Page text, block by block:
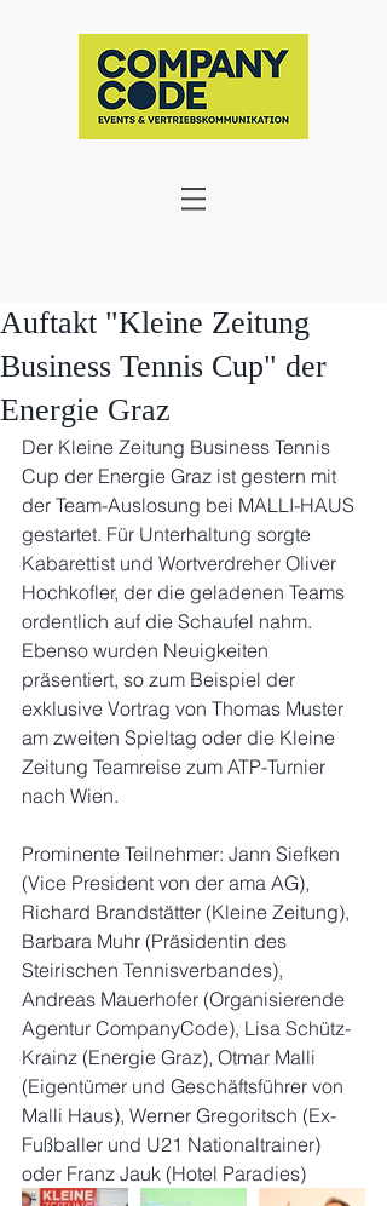
Auftakt "Kleine Zeitung
Business Tennis Cup" der
Energie Graz
Der Kleine Zeitung Business Tennis
Cup der Energie Graz ist gestern mit
der Team-Auslosung bei MALLI-HAUS
gestartet. Für Unterhaltung sorgte
Kabarettist und Wortverdreher Oliver
Hochkofler, der die geladenen Teams
ordentlich auf die Schaufel nahm.
Ebenso wurden Neuigkeiten
präsentiert, so zum Beispiel der
exklusive Vortrag von Thomas Muster
am zweiten Spieltag oder die Kleine
Zeitung Teamreise zum ATP-Turnier
nach Wien.
Prominente Teilnehmer: Jann Siefken
(Vice President von der ama AG),
Richard Brandstätter (Kleine Zeitung),
Barbara Muhr (Präsidentin des
Steirischen Tennisverbandes),
Andreas Mauerhofer (Organisierende
Agentur CompanyCode), Lisa Schütz-
Krainz (Energie Graz), Otmar Malli
(Eigentümer und Geschäftsführer von
Malli Haus), Werner Gregoritsch (Ex-
Fußballer und U21 Nationaltrainer)
oder Franz Jauk (Hotel Paradies)